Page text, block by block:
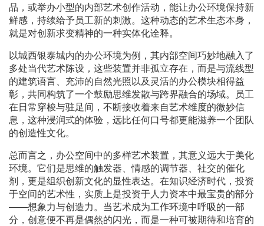
品，或举办小型的内部艺术创作活动，能让办公环境保持新
鲜感，持续给予员工新的刺激。这种动态的艺术生态本身，
就是对创新求变精神的一种实体化诠释。
以城西银泰城内的办公环境为例，其内部空间巧妙地融入了
多处当代艺术陈设，这些装置并非孤立存在，而是与流线型
的建筑语言、充沛的自然光照以及灵活的办公模块相得益
彰，共同构筑了一个鼓励思维发散与跨界融合的场域。员工
在日常穿梭与驻足间，不断接收着来自艺术维度的微妙信
息，这种浸润式的体验，远比任何口号都更能滋养一个团队
的创造性文化。
总而言之，办公空间中的多样艺术装置，其意义远大于美化
环境。它们是思维的触发器、情感的调节器、社交的催化
剂，更是组织创新文化的显性表达。在知识经济时代，投资
于空间的艺术性，实质上是投资于人力资本中最宝贵的部分
——想象力与创造力。当艺术成为工作环境中呼吸的一部
分，创意便不再是偶然的闪光，而是一种可被期待和培育的